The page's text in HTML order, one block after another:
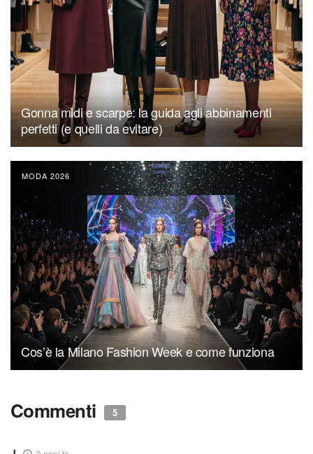
Gonna midi e scarpe: la guida agli abbinamenti
perfetti (e quelli da evitare)
MODA 2026
Cos’è la Milano Fashion Week e come funziona
Commenti 5